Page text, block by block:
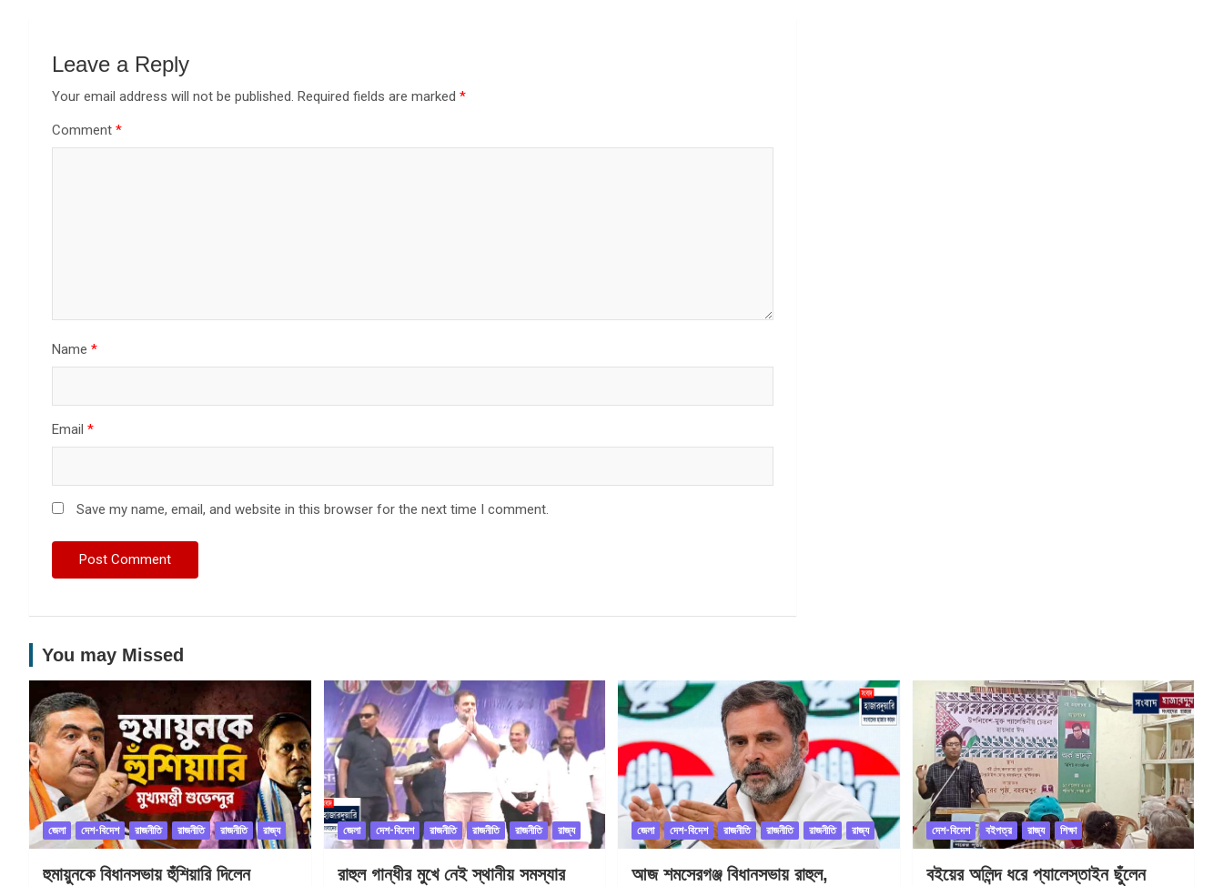
Leave a Reply
Your email address will not be published. Required fields are marked *
Comment *
Name *
Email *
Save my name, email, and website in this browser for the next time I comment.
You may Missed
জেলা দেশ-বিদেশ রাজনীতি রাজনীতি রাজনীতি রাজ্য
হুমায়ুনকে বিধানসভায় হুঁশিয়ারি দিলেন
জেলা দেশ-বিদেশ রাজনীতি রাজনীতি রাজনীতি রাজ্য
রাহুল গান্ধীর মুখে নেই স্থানীয় সমস্যার
জেলা দেশ-বিদেশ রাজনীতি রাজনীতি রাজনীতি রাজ্য
আজ শমসেরগঞ্জ বিধানসভায় রাহুল,
দেশ-বিদেশ বইপত্র রাজ্য শিক্ষা
বইয়ের অলিন্দ ধরে প্যালেস্তাইন ছুঁলেন